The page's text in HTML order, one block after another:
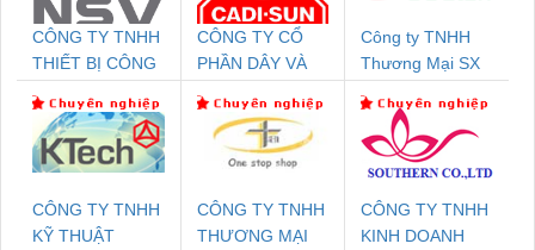
CÔNG TY TNHH
THIẾT BỊ CÔNG
SETSUBI VIỆT
NAM
CÔNG TY CỔ
PHẦN DÂY VÀ
THƯỢNG ĐÌNH
Công ty TNHH
Thương Mại SX
CÔNG TY TNHH
KỸ THUẬT
CÔNG TY TNHH
THƯƠNG MẠI
CÔNG TY TNHH
KINH DOANH